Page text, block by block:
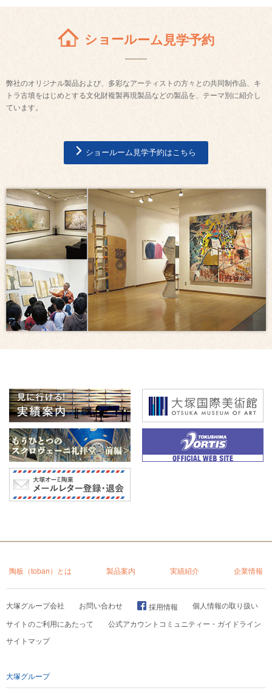
ショールーム見学予約
弊社のオリジナル製品および、多彩なアーティストの方々との共同制作品、キ
トラ古墳をはじめとする文化財複製再現製品などの製品を、テーマ別に紹介し
ています。
ショールーム見学予約はこちら
陶板（toban）とは 製品案内 実績紹介 企業情報
大塚グループ会社 お問い合わせ 採用情報 個人情報の取り扱い
サイトのご利用にあたって
公式アカウントコミュニティー・ガイドライン
サイトマップ
大塚グループ